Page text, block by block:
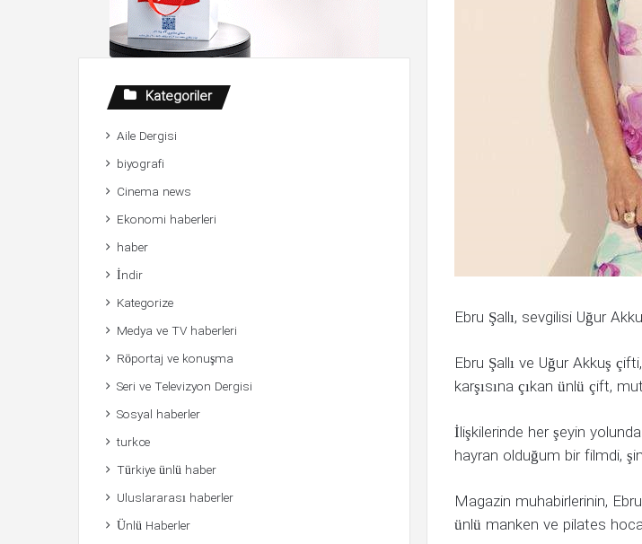
Ebru Şallı, sevgilisi Uğur
Ebru Şallı ve Uğur Akkuş
karşısına çıkan ünlü çift,
İlişkilerinde her şeyin
hayran olduğum bir filmdi,
Magazin muhabirlerinin,
ünlü manken ve pilates
Kategoriler
Aile Dergisi
biyografi
Cinema news
Ekonomi haberleri
haber
İndir
Kategorize
Medya ve TV haberleri
Röportaj ve konuşma
Seri ve Televizyon Dergisi
Sosyal haberler
turkce
Türkiye ünlü haber
Uluslararası haberler
Ünlü Haberler